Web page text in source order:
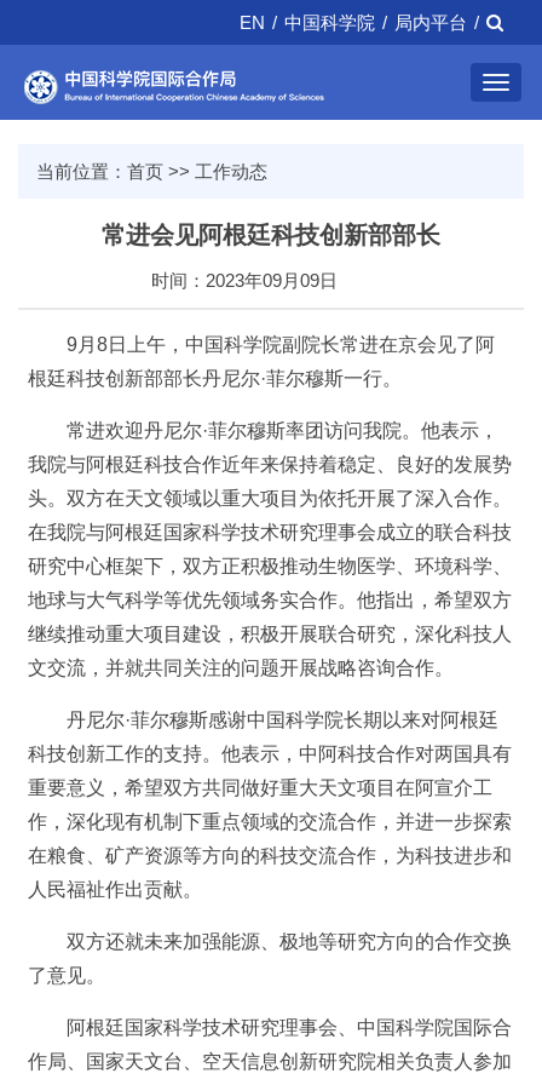
EN / 中国科学院 / 局内平台 /
当前位置： 首页 >> 工作动态
常进会见阿根廷科技创新部部长
时间：2023年09月09日
9月8日上午，中国科学院副院长常进在京会见了阿
根廷科技创新部部长丹尼尔·菲尔穆斯一行。
常进欢迎丹尼尔·菲尔穆斯率团访问我院。他表示，
我院与阿根廷科技合作近年来保持着稳定、良好的发展势
头。双方在天文领域以重大项目为依托开展了深入合作。
在我院与阿根廷国家科学技术研究理事会成立的联合科技
研究中心框架下，双方正积极推动生物医学、环境科学、
地球与大气科学等优先领域务实合作。他指出，希望双方
继续推动重大项目建设，积极开展联合研究，深化科技人
文交流，并就共同关注的问题开展战略咨询合作。
丹尼尔·菲尔穆斯感谢中国科学院长期以来对阿根廷
科技创新工作的支持。他表示，中阿科技合作对两国具有
重要意义，希望双方共同做好重大天文项目在阿宣介工
作，深化现有机制下重点领域的交流合作，并进一步探索
在粮食、矿产资源等方向的科技交流合作，为科技进步和
人民福祉作出贡献。
双方还就未来加强能源、极地等研究方向的合作交换
了意见。
阿根廷国家科学技术研究理事会、中国科学院国际合
作局、国家天文台、空天信息创新研究院相关负责人参加